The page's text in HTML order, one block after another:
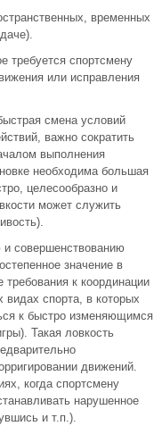
временных
требуется спортсмену
или исправления
смена условий
важно сократить
выполнения
необходима большая
целесообразно и
может служить
и совершенствованию
значение в
к координации
спорта, в которых
к быстро изменяющимся
Такая ловкость
движений.
когда спортсмену
нарушенное
и т.п.).